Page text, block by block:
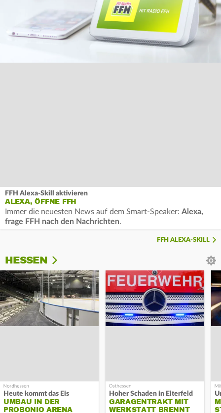
FFH Alexa-Skill aktivieren
ALEXA, ÖFFNE FFH
Immer die neuesten News auf dem Smart-Speaker: Alexa,
frage FFH nach den Nachrichten.
FFH ALEXA-SKILL
HESSEN
Heute kommt das Eis
UMBAU IN DER
PROBONIO ARENA
Hoher Schaden in Eiterfeld
GARAGENTRAKT MIT
WERKSTATT BRENNT